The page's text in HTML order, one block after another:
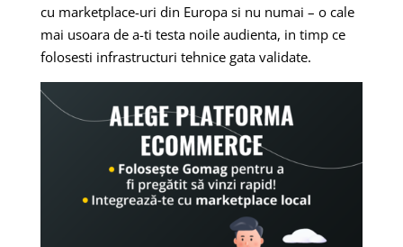
cu marketplace-uri din Europa si nu numai – o cale
mai usoara de a-ti testa noile audienta, in timp ce
folosesti infrastructuri tehnice gata validate.